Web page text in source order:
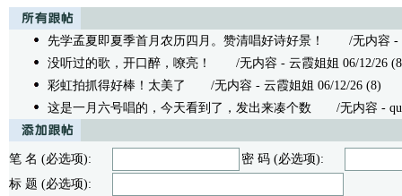
先学孟夏即夏季首月农历四月。赞清唱好诗好景！
/无内容 -
没听过的歌，开口醉，嘹亮！
/无内容 - 云霞姐姐 06/12/26
彩虹拍抓得好棒！太美了
/无内容 - 云霞姐姐 06/12/26 (8)
这是一月六号唱的，今天看到了，发出来凑个数 /无内容 -
笔 名 (必选项):
密 码 (必选项):
标 题 (必选项):